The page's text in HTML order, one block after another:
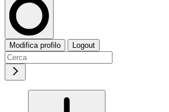
Modifica profilo Logout